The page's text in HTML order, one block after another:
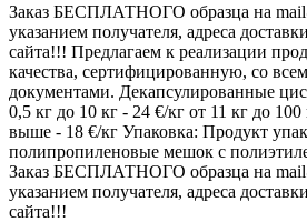
Заказ БЕСПЛАТНОГО образца на
указанием получателя, адреса
сайта!!! Предлагаем к реализации
качества, сертифицированную, со
документами. Декапсулированные
0,5 кг до 10 кг - 24 €/кг от 11 кг до
выше - 18 €/кг Упаковка: Продукт
полипропиленовые мешок с
Заказ БЕСПЛАТНОГО образца на
указанием получателя, адреса
сайта!!!